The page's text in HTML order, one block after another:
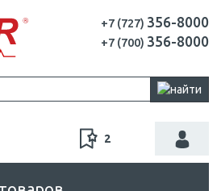
+7 (727) 356-8000
+7 (700) 356-8000
2